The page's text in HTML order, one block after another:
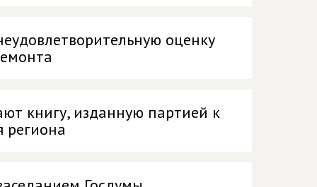
оценку
книгу, изданную партией к
региона